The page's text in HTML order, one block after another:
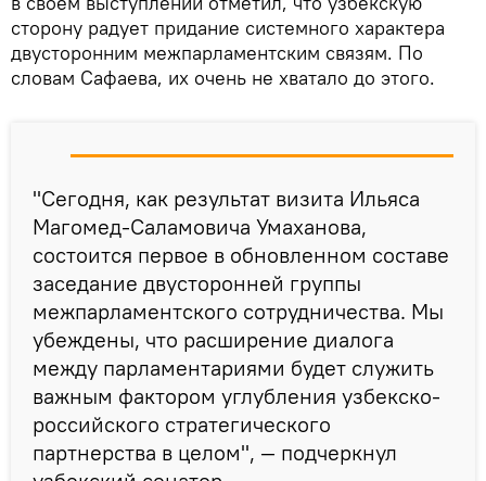
сторону радует придание системного характера
двусторонним межпарламентским связям. По
словам Сафаева, их очень не хватало до этого.
"Сегодня, как результат визита Ильяса
Магомед-Саламовича Умаханова,
состоится первое в обновленном составе
заседание двусторонней группы
межпарламентского сотрудничества. Мы
убеждены, что расширение диалога
между парламентариями будет служить
важным фактором углубления узбекско-
российского стратегического
партнерства в целом", — подчеркнул